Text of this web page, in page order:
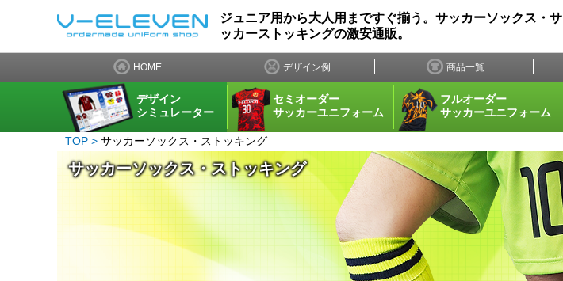
ジュニア用から大人用まですぐ揃う。サッカーソックス・サ
ッカーストッキングの激安通販。
HOME
デザイン例 商品一覧
デザイン
シミュレーター
セミオーダー
サッカーユニフォーム
フルオーダー
サッカーユニフォーム
TOP サッカーソックス・ストッキング
サッカーソックス・ストッキング